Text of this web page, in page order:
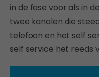
in de fase voor als in
twee kanalen die
telefoon en het self
self service het reeds